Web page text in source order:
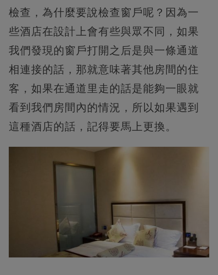
檢查，為什麼要說檢查窗戶呢？因為一
些酒店在設計上會有些與眾不同，如果
我們發現的窗戶打開之后是與一條通道
相連接的話，那就意味著其他房間的住
客，如果在通道里走的話是能夠一眼就
看到我們房間內的情況，所以如果遇到
這種酒店的話，記得要馬上更換。